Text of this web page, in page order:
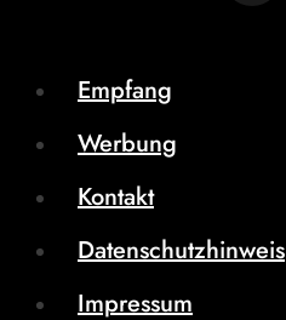
Empfang
Werbung
Kontakt
Datenschutzhinweis
Impressum